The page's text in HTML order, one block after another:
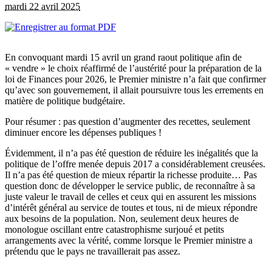
mardi 22 avril 2025
En convoquant mardi 15 avril un grand raout politique afin de
« vendre » le choix réaffirmé de l’austérité pour la préparation de la
loi de Finances pour 2026, le Premier ministre n’a fait que confirmer
qu’avec son gouvernement, il allait poursuivre tous les errements en
matière de politique budgétaire.
Pour résumer : pas question d’augmenter des recettes, seulement
diminuer encore les dépenses publiques !
Évidemment, il n’a pas été question de réduire les inégalités que la
politique de l’offre menée depuis 2017 a considérablement creusées.
Il n’a pas été question de mieux répartir la richesse produite… Pas
question donc de développer le service public, de reconnaître à sa
juste valeur le travail de celles et ceux qui en assurent les missions
d’intérêt général au service de toutes et tous, ni de mieux répondre
aux besoins de la population. Non, seulement deux heures de
monologue oscillant entre catastrophisme surjoué et petits
arrangements avec la vérité, comme lorsque le Premier ministre a
prétendu que le pays ne travaillerait pas assez.